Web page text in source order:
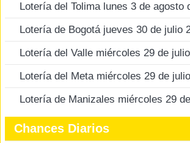
Lotería del Tolima lunes 3 de agosto
Lotería de Bogotá jueves 30 de julio
Lotería del Valle miércoles 29 de
Lotería del Meta miércoles 29 de
Lotería de Manizales miércoles 29
Chances Diarios